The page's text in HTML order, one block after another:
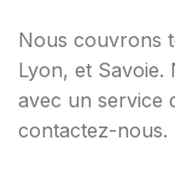
Nous couvrons
Lyon, et Savoie.
avec un service
contactez-nous.